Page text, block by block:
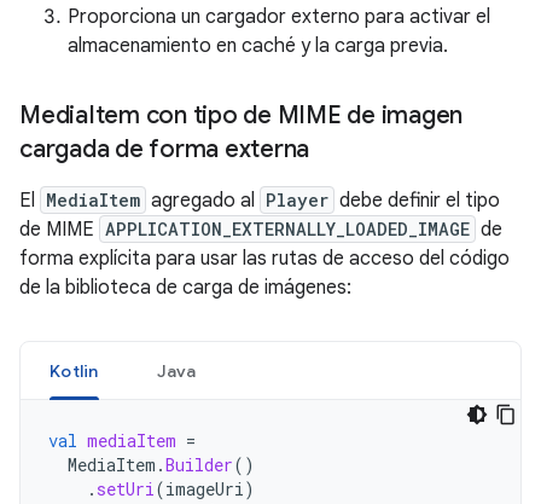
Proporciona un cargador externo para activar el
almacenamiento en caché y la carga previa.
MediaItem con tipo de MIME de imagen
cargada de forma externa
El MediaItem agregado al Player debe definir el tipo
de MIME APPLICATION_EXTERNALLY_LOADED_IMAGE de
forma explícita para usar las rutas de acceso del código
de la biblioteca de carga de imágenes:
Kotlin Java
val mediaItem =
MediaItem .Builder()
. setUri(imageUri)